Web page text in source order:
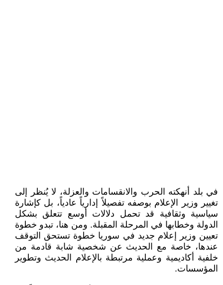
في بلد أنهكته الحرب والانقسامات والعزلة، لا يُنظر إلى
تغيير وزير الإعلام بوصفه تفصيلاً إدارياً عادياً، بل كإشارة
سياسية وثقافية قد تحمل دلالات أوسع تتعلق بشكل
الدولة وخطابها في المرحلة المقبلة. ومن هنا، تبدو خطوة
تعيين وزير إعلام جديد في سوريا خطوة تستحق التوقف
عندها، خاصة مع الحديث عن شخصية شابة قادمة من
خلفية أكاديمية وعملية مرتبطة بالإعلام الحديث وتطوير
المؤسسات.